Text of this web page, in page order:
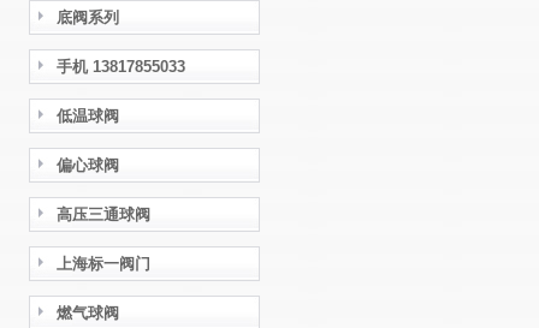
底阀系列
手机 13817855033
低温球阀
偏心球阀
高压三通球阀
上海标一阀门
燃气球阀